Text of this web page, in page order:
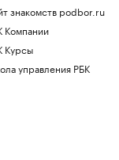
знакомств podbor.ru
Компании
Курсы
управления РБК